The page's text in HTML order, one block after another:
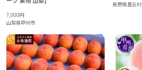
7,000円
山梨県甲州市
長野県豊丘村